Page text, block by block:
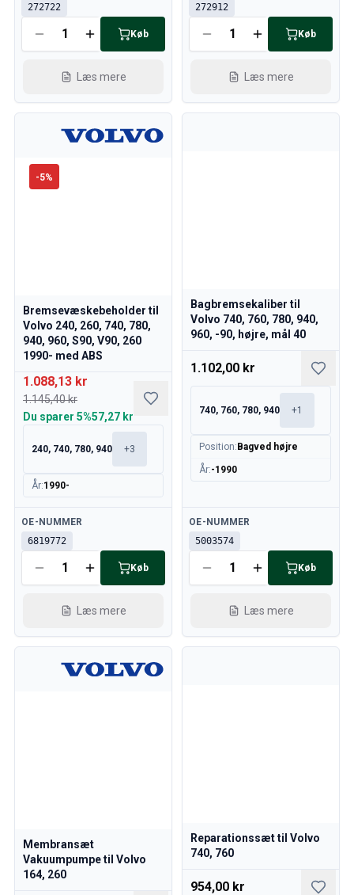
Kølesystem
Varmesystem & AC
Tilbehør & Øvrige
Månedens kampagne
272722
Køb
Læs mere
272912
Køb
Læs mere
-5%
Bremsevæskebeholder til
Volvo 240, 260, 740, 780,
940, 960, S90, V90, 260
1990- med ABS
1.088,13 kr
1.145,40 kr
Du sparer 5%57,27 kr
240, 740, 780, 940 +3
År:1990-
Tilgængelig
OE-NUMMER
6819772
Køb
Læs mere
Bagbremsekaliber til
Volvo 740, 760, 780, 940,
960, -90, højre, mål 40
1.102,00 kr
740, 760, 780, 940 +1
Position: Bagved højre
År:-1990
Tilgængelig
OE-NUMMER
5003574
Køb
Læs mere
Membransæt
Vakuumpumpe til Volvo
164, 260
Reparationssæt til Volvo
740, 760
954,00 kr